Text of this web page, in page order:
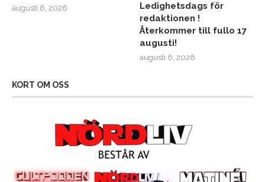
augusti 6, 2026
Ledighetsdags för
redaktionen !
Återkommer till fullo 17
augusti!
augusti 6, 2026
KORT OM OSS